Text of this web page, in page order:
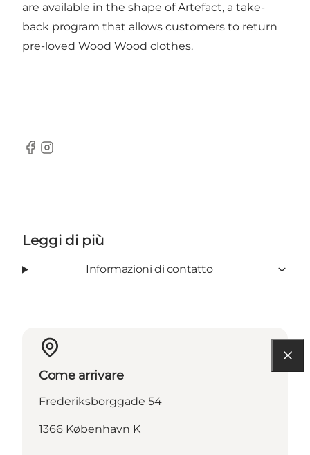
are available in the shape of Artefact, a take-
back program that allows customers to return
pre-loved Wood Wood clothes.
Facebook
Instagram
Leggi di più
Informazioni di contatto
Come arrivare
Frederiksborggade 54
1366 København K